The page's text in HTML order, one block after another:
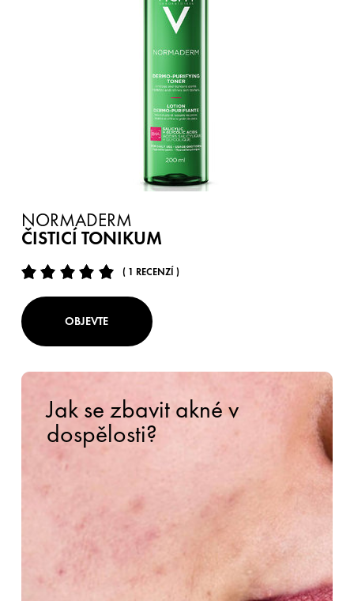
NORMADERM
ČISTICÍ TONIKUM
( 1 RECENZÍ )
OBJEVTE
Jak se zbavit akné v
dospělosti?